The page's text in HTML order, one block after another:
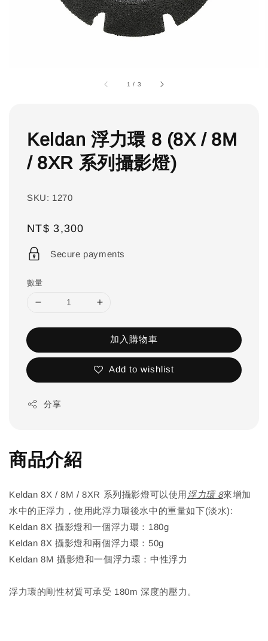
1 / 3
Keldan 浮力環 8 (8X / 8M
/ 8XR 系列攝影燈)
SKU: 1270
Regular
price
NT$ 3,300
Secure payments
數量
加入購物車
Add to wishlist
分享
商品介紹
Keldan 8X / 8M / 8XR 系列攝影燈可以使用 浮力環 8來增加
水中的正浮力，使用此浮力環後水中的重量如下(淡水):
Keldan 8X 攝影燈和一個浮力環：180g
Keldan 8X 攝影燈和兩個浮力環：50g
Keldan 8M 攝影燈和一個浮力環：中性浮力
浮力環的剛性材質可承受 180m 深度的壓力。